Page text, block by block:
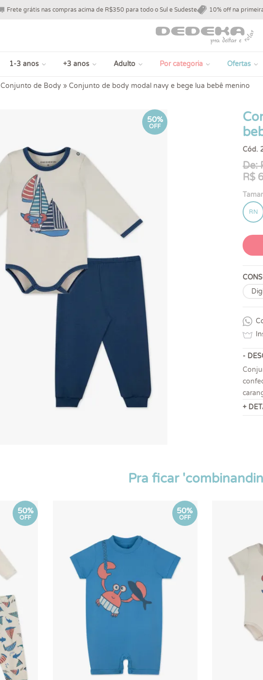
Frete grátis nas compras acima de R$350 para todo o Sul e Sudeste 10% off na
1-3 anos +3 anos Adulto Por categoria Ofertas
Conjunto de Body » Conjunto de body modal navy e bege lua bebê menino
50%
OFF
Cód.
De:
R$
RN
-
+
Pra ficar
50%
OFF
50%
OFF